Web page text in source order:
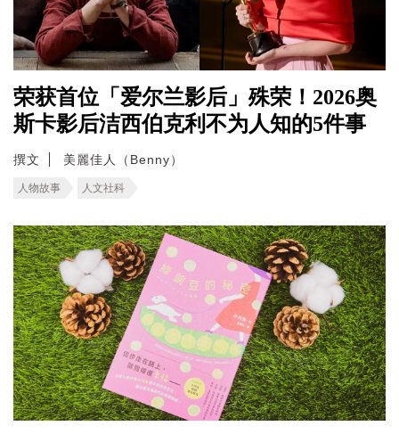
荣获首位「爱尔兰影后」殊荣！2026奥
斯卡影后洁西伯克利不为人知的5件事
撰文 美麗佳人（Benny）
人物故事 人文社科